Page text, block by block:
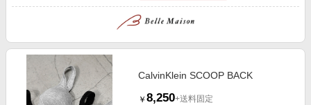
CalvinKlein SCOOP BACK
￥ 8,250+送料固定